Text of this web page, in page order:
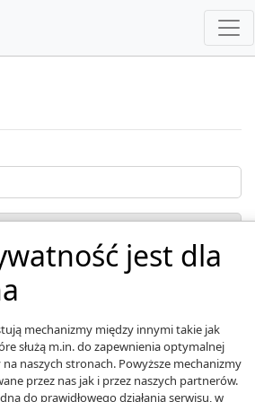
jest dla
mechanizmy między innymi takie jak
służą m.in. do zapewnienia optymalnej
naszych stronach. Powyższe mechanizmy
przez nas jak i przez naszych partnerów.
do prawidłowego działania serwisu, w